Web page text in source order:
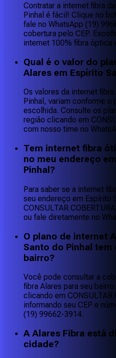
Contratar a internet fibra
Pinhal é fácil! Clique no
fale no WhatsApp (19)
cobertura pelo CEP.
internet 100% fibra óptica
Qual é o valor do
Alares em Espírito
Os valores da internet
Pinhal, variam conforme o
escolhida. Consulte os
região clicando em
com nosso time no
Tem internet fibra
no meu endereço
Pinhal?
Para saber se a internet
seu endereço em Espírito
CONSULTAR
ou fale diretamente no
O plano de internet
Santo do Pinhal tem
bairro?
Você pode consultar a
fibra Alares para seu
clicando em CONSULTAR
informando seu CEP e
(19) 99662-3914.
A Alares Fibra está
cidade?